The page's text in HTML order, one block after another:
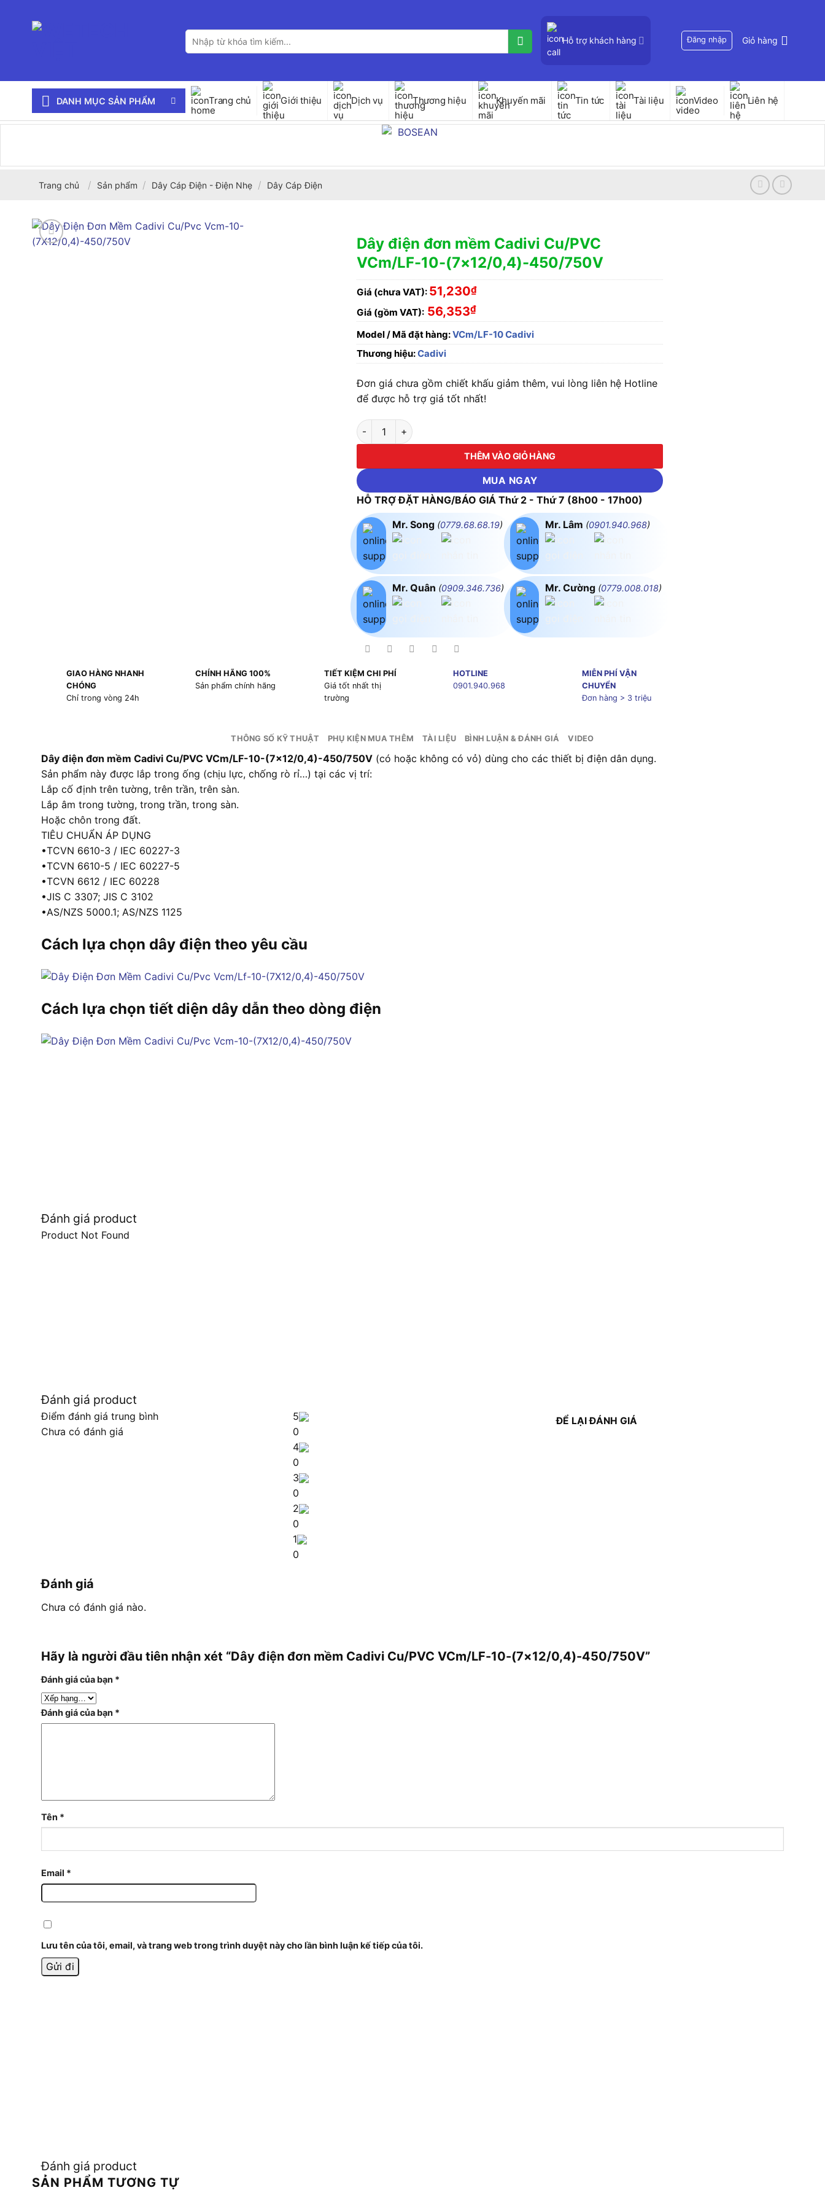
Tìm
kiếm:
Hỗ trợ khách hàng Đăng nhập Giỏ hàng
DANH MỤC SẢN PHẨM Trang chủ Giới thiệu Dịch vụ Thương hiệu Khuyến mãi Tin tức Tài liệu Video Liên hệ
Trang chủ / Sản phẩm / Dây Cáp Điện - Điện Nhẹ / Dây Cáp Điện
Dây điện đơn mềm Cadivi Cu/PVC
VCm/LF-10-(7×12/0,4)-450/750V
Giá (chưa VAT): 51,230₫
Giá (gồm VAT): 56,353₫
Model / Mã đặt hàng:VCm/LF-10 Cadivi
Thương hiệu:Cadivi
Đơn giá chưa gồm chiết khấu giảm thêm, vui lòng liên hệ Hotline
để được hỗ trợ giá tốt nhất!
Dây điện đơn mềm Cadivi Cu/PVC VCm/LF-10-(7x12/0,4)-450/750V số lượng
THÊM VÀO GIỎ HÀNG
MUA NGAY
HỖ TRỢ ĐẶT HÀNG/BÁO GIÁ Thứ 2 - Thứ 7 (8h00 - 17h00)
Mr. Song (0779.68.68.19)
Mr. Quân (0909.346.736)
Mr. Lâm (0901.940.968)
Mr. Cường (0779.008.018)
GIAO HÀNG NHANH
CHÓNG
Chỉ trong vòng 24h
CHÍNH HÃNG 100%
Sản phẩm chính hãng
TIẾT KIỆM CHI PHÍ
Giá tốt nhất thị
trường
HOTLINE
0901.940.968
MIỄN PHÍ VẬN
CHUYỂN
Đơn hàng > 3 triệu
THÔNG SỐ KỸ THUẬT PHỤ KIỆN MUA THÊM TÀI LIỆU BÌNH LUẬN & ĐÁNH GIÁ VIDEO
Dây điện đơn mềm Cadivi Cu/PVC VCm/LF-10-(7×12/0,4)-450/750V (có hoặc không có vỏ) dùng cho các thiết bị điện dân dụng.
Sản phẩm này được lắp trong ống (chịu lực, chống rò rỉ…) tại các vị trí:
Lắp cố định trên tường, trên trần, trên sàn.
Lắp âm trong tường, trong trần, trong sàn.
Hoặc chôn trong đất.
TIÊU CHUẨN ÁP DỤNG
•TCVN 6610-3 / IEC 60227-3
•TCVN 6610-5 / IEC 60227-5
•TCVN 6612 / IEC 60228
•JIS C 3307; JIS C 3102
•AS/NZS 5000.1; AS/NZS 1125
Cách lựa chọn dây điện theo yêu cầu
Cách lựa chọn tiết diện dây dẫn theo dòng điện
Đánh giá product
Product Not Found
Đánh giá product
Điểm đánh giá trung bình
Chưa có đánh giá
5
0
4
0
3
0
2
0
1
0
ĐỂ LẠI ĐÁNH GIÁ
Đánh giá
Chưa có đánh giá nào.
Hãy là người đầu tiên nhận xét “Dây điện đơn mềm Cadivi Cu/PVC VCm/LF-10-(7×12/0,4)-450/750V”
Đánh giá của bạn *
Đánh giá của bạn *
Tên *
Email *
Lưu tên của tôi, email, và trang web trong trình duyệt này cho lần bình luận kế tiếp của tôi.
Đánh giá product
SẢN PHẨM TƯƠNG TỰ